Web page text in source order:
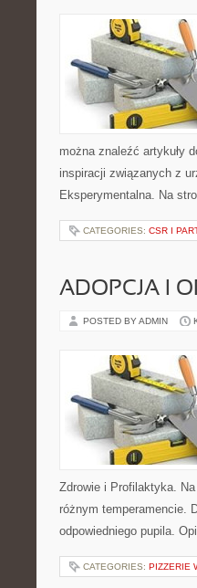
można znaleźć artykuły
inspiracji związanych z
Eksperymentalna. Na
CATEGORIES: CSR I
ADOPCJA I
POSTED BY ADMIN
Zdrowie i Profilaktyka.
różnym temperamencie.
odpowiedniego pupila.
CATEGORIES: PIZZERIE